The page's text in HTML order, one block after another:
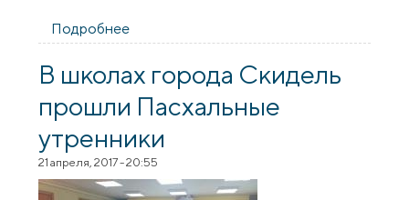
Подробнее
посетили храм святых новомучеников и
В школах города Скидель
прошли Пасхальные
утренники
21 апреля, 2017 - 20:55